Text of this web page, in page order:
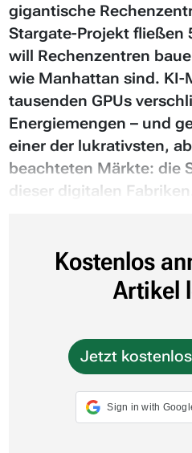
gigantische
Stargate-Projekt fließen
will Rechenzentren
wie Manhattan sind. KI-
tausenden GPUs
Energiemengen – und
einer der lukrativsten,
beachteten Märkte: die
dieser digitalen
Kostenlos
Artikel
Jetzt
Sign in with